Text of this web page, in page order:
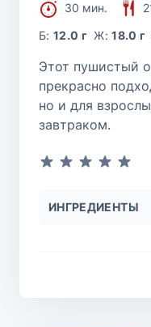
30 мин.
Б:12.0 г Ж:18.0 г
Этот пушистый
прекрасно
но и для
завтраком.
ИНГРЕДИЕНТЫ